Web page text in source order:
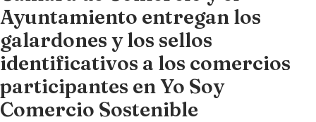
Ayuntamiento entregan los
galardones y los sellos
identificativos a los comercios
participantes en Yo Soy
Comercio Sostenible